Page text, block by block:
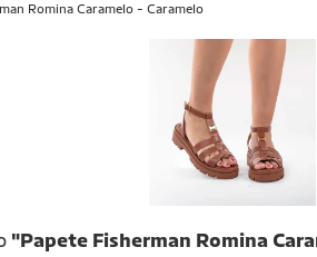
Romina Caramelo - Caramelo
"Papete Fisherman Romina